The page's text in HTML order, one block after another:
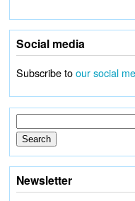
Social media
Subscribe toour social
Newsletter